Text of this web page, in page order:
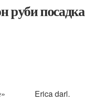
руби посадка
Erica darl.